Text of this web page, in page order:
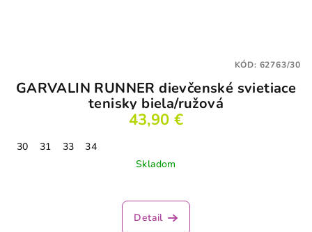
GARVALIN RUNNER dievčenské svietiace
tenisky biela/ružová
43,90 €
30 31 33
34
Skladom
Detail
KÓD: 62763/30